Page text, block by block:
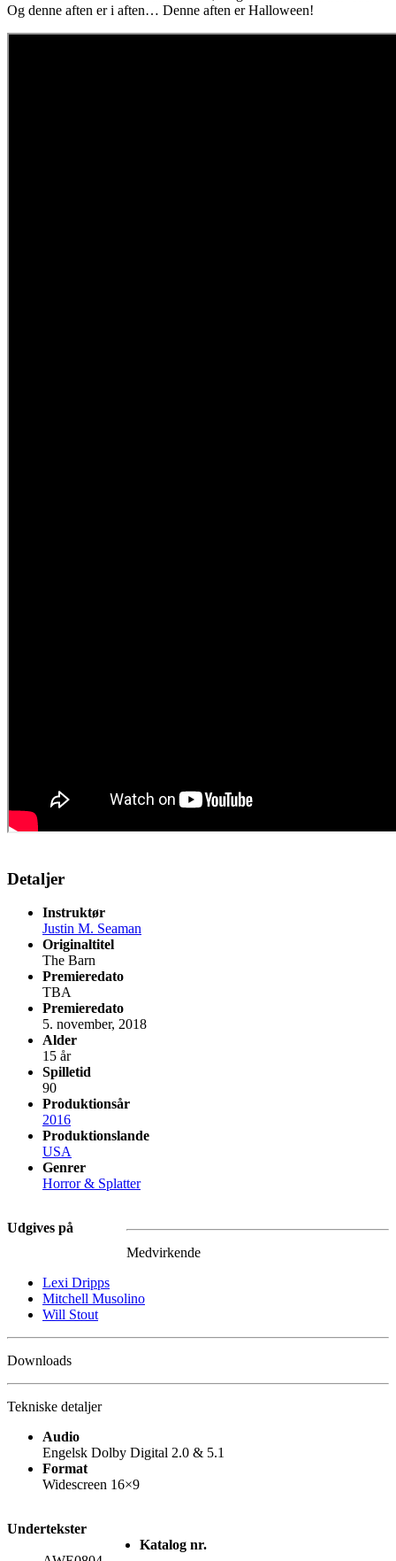
Og denne aften er i aften… Denne aften er Halloween!
Detaljer
Instruktør
Justin M. Seaman
Originaltitel
The Barn
Premieredato
TBA
Premieredato
5. november, 2018
Alder
15 år
Spilletid
90
Produktionsår
2016
Produktionslande
USA
Genrer
Horror & Splatter
Udgives på
Medvirkende
Lexi Dripps
Mitchell Musolino
Will Stout
Downloads
Tekniske detaljer
Audio
Engelsk Dolby Digital 2.0 & 5.1
Format
Widescreen 16×9
Undertekster
Katalog nr.